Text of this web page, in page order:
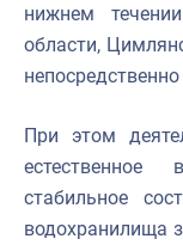
нижнем
области,
При этом
стабильное
водохранилища